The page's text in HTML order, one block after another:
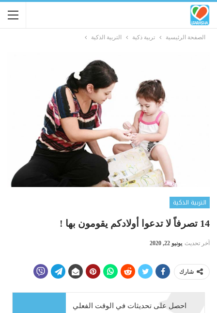
الصفحة الرئيسية تربية ذكية التربية الذكية
التربية الذكية
14 تصرفاً لا تدعوا أولادكم يقومون بها !
آخر تحديث يونيو 22, 2020
شارك
احصل على تحديثات في الوقت الفعلي